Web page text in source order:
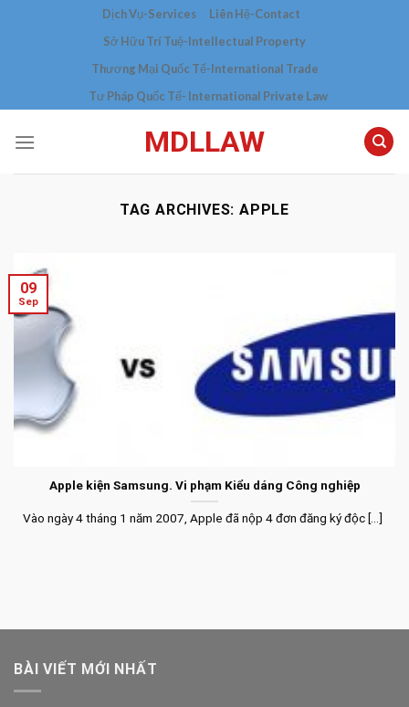
Dịch Vụ-Services
Liên Hệ-Contact
Sở Hữu Trí Tuệ-Intellectual Property
Thương Mại Quốc Tế-International Trade
Tư Pháp Quốc Tế- International Private Law
MDLLAW
TAG ARCHIVES:APPLE
Apple kiện Samsung. Vi phạm Kiểu dáng Công nghiệp
Vào ngày 4 tháng 1 năm 2007, Apple đã nộp 4 đơn đăng ký độc [...]
09
Sep
BÀI VIẾT MỚI NHẤT